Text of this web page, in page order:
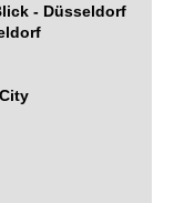
- Düsseldorf